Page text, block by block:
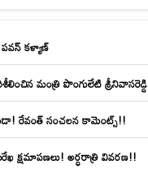
కళ్యాణ్
మంత్రి పొంగులేటి శ్రీనివాసరెడ్డి
రేవంత్ సంచలన కామెంట్స్!!
క్షమాపణలు! అర్ధరాత్రి వివరణ!!